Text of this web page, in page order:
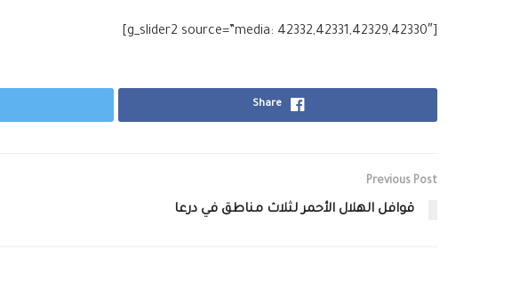
[g_slider2 source=”media: 42332,42331,42329,42330″]
Share
Previous Post
قوافل الهلال الأحمر لثلاث مناطق في درعا